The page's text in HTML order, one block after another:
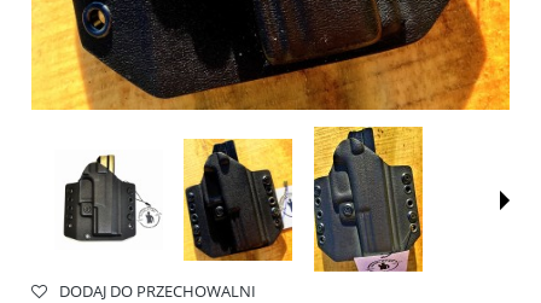
DODAJ DO PRZECHOWALNI